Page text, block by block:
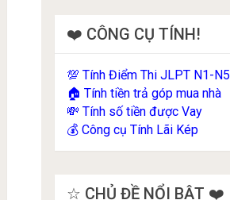
❤️ CÔNG CỤ TÍNH!
💯 Tính Điểm Thi JLPT N1-N5
🏠 Tính tiền trả góp mua nhà
💸 Tính số tiền được Vay
💰 Công cụ Tính Lãi Kép
☆ CHỦ ĐỀ NỔI BẬT ❤️